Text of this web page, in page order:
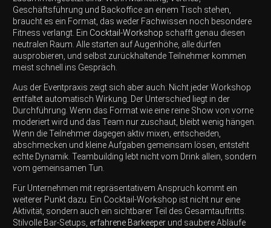
Geschäftsführung und Backoffice an einem Tisch stehen,
braucht es ein Format, das weder Fachwissen noch besondere
Fitness verlangt. Ein Cocktail-Workshop schafft genau diesen
neutralen Raum. Alle starten auf Augenhöhe, alle dürfen
ausprobieren, und selbst zurückhaltende Teilnehmer kommen
meist schnell ins Gespräch.
Aus der Eventpraxis zeigt sich aber auch: Nicht jeder Workshop
entfaltet automatisch Wirkung. Der Unterschied liegt in der
Durchführung. Wenn das Format wie eine reine Show von vorne
moderiert wird und das Team nur zuschaut, bleibt wenig hängen.
Wenn die Teilnehmer dagegen aktiv mixen, entscheiden,
abschmecken und kleine Aufgaben gemeinsam lösen, entsteht
echte Dynamik. Teambuilding lebt nicht vom Drink allein, sondern
vom gemeinsamen Tun.
Für Unternehmen mit repräsentativem Anspruch kommt ein
weiterer Punkt dazu. Ein Cocktail-Workshop ist nicht nur eine
Aktivität, sondern auch ein sichtbarer Teil des Gesamtauftritts.
Stilvolle Bar-Setups, erfahrene Barkeeper und saubere Abläufe